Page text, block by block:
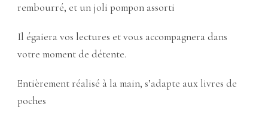
rembourré, et un joli pompon assorti
Il égaiera vos lectures et vous accompagnera dans
votre moment de détente.
Entièrement réalisé à la main, s’adapte aux livres de
poches